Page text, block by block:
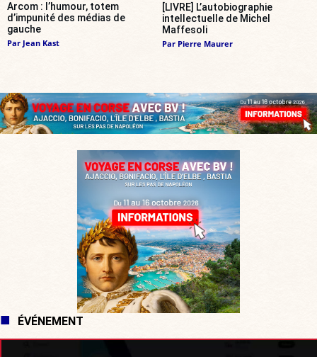
Arcom : l’humour, totem
d’impunité des médias de
gauche
Par Jean Kast
[LIVRE] L’autobiographie
intellectuelle de Michel
Maffesoli
Par Pierre Maurer
ÉVÉNEMENT